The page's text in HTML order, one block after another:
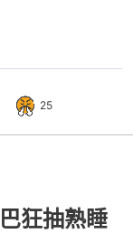
25
狂抽熟睡